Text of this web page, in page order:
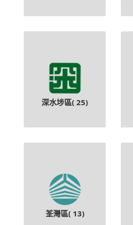
深水埗區( 25)
荃灣區( 13)